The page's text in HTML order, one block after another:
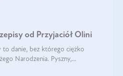
od Przyjaciół Olini
to danie, bez którego ciężko
Narodzenia. Pyszny,